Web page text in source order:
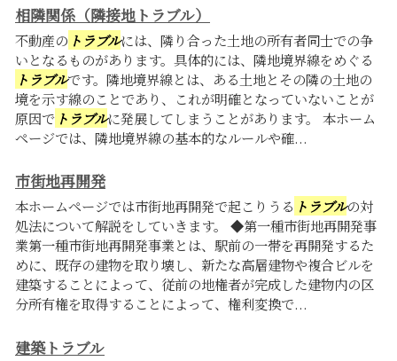
相隣関係（隣接地トラブル）
不動産の トラブルには、隣り合った土地の所有者同士での争
いとなるものがあります。具体的には、隣地境界線をめぐる
トラブルです。隣地境界線とは、ある土地とその隣の土地の
境を示す線のことであり、これが明確となっていないことが
原因で トラブルに発展してしまうことがあります。 本ホーム
ページでは、隣地境界線の基本的なルールや確...
市街地再開発
本ホームページでは市街地再開発で起こりうる トラブルの対
処法について解説をしていきます。 ◆第一種市街地再開発事
業第一種市街地再開発事業とは、駅前の一帯を再開発するた
めに、既存の建物を取り壊し、新たな高層建物や複合ビルを
建築することによって、従前の地権者が完成した建物内の区
分所有権を取得することによって、権利変換で...
建築トラブル